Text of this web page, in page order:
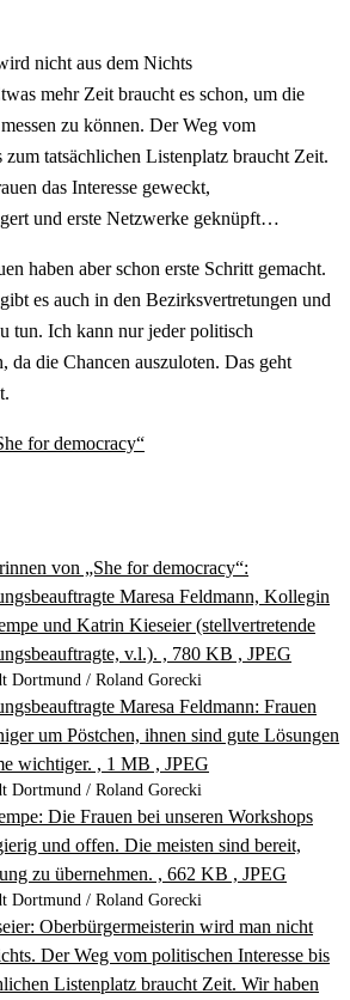
nicht aus dem Nichts
mehr Zeit braucht es schon, um die
zu können. Der Weg vom
zum tatsächlichen Listenplatz braucht Zeit.
das Interesse geweckt,
und erste Netzwerke geknüpft…
haben aber schon erste Schritt gemacht.
es auch in den Bezirksvertretungen und
tun. Ich kann nur jeder politisch
da die Chancen auszuloten. Das geht
for democracy“
von „She for democracy“:
Maresa Feldmann, Kollegin
und Katrin Kieseier (stellvertretende
v.l.). , 780 KB , JPEG
Dortmund / Roland Gorecki
Maresa Feldmann: Frauen
um Pöstchen, ihnen sind gute Lösungen
wichtiger. , 1 MB , JPEG
Dortmund / Roland Gorecki
Die Frauen bei unseren Workshops
und offen. Die meisten sind bereit,
zu übernehmen. , 662 KB , JPEG
Dortmund / Roland Gorecki
Oberbürgermeisterin wird man nicht
Der Weg vom politischen Interesse bis
Listenplatz braucht Zeit. Wir haben